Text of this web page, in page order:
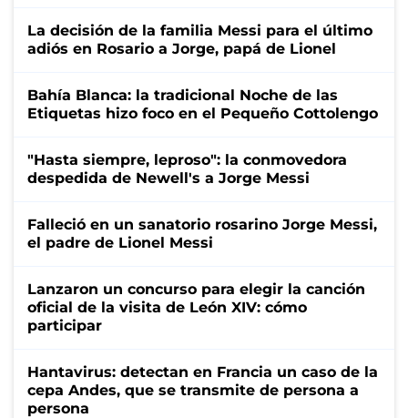
La decisión de la familia Messi para el último
adiós en Rosario a Jorge, papá de Lionel
Bahía Blanca: la tradicional Noche de las
Etiquetas hizo foco en el Pequeño Cottolengo
"Hasta siempre, leproso": la conmovedora
despedida de Newell's a Jorge Messi
Falleció en un sanatorio rosarino Jorge Messi,
el padre de Lionel Messi
Lanzaron un concurso para elegir la canción
oficial de la visita de León XIV: cómo
participar
Hantavirus: detectan en Francia un caso de la
cepa Andes, que se transmite de persona a
persona